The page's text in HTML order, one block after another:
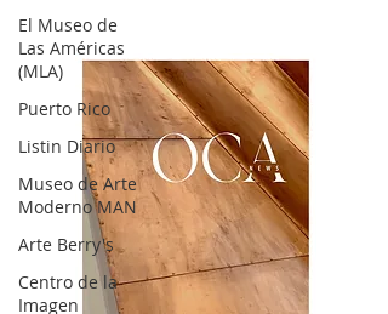
El Museo de
Las Américas
(MLA)
Puerto Rico
Listin Diario
Museo de Arte
Moderno MAN
Arte Berry's
Centro de la
Imagen